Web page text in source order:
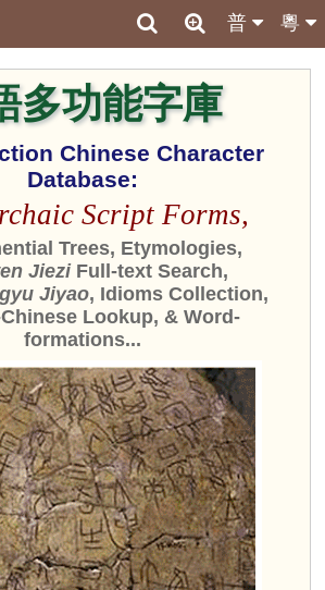
粵
普
多功能字庫
Chinese Character
Database:
Script Forms,
Trees, Etymologies,
JieziFull-text Search,
Jiyao, Idioms Collection,
Lookup, & Word-
formations...